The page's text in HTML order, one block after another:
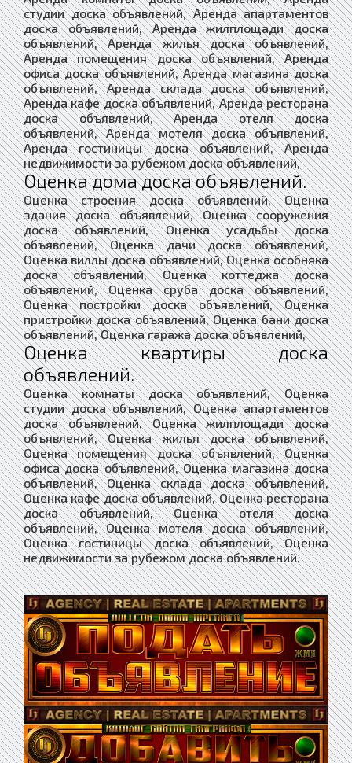
студии доска объявлений, Аренда апартаментов
доска объявлений, Аренда жилплощади доска
объявлений, Аренда жилья доска объявлений,
Аренда помещения доска объявлений, Аренда
офиса доска объявлений, Аренда магазина доска
объявлений, Аренда склада доска объявлений,
Аренда кафе доска объявлений, Аренда ресторана
доска объявлений, Аренда отеля доска
объявлений, Аренда мотеля доска объявлений,
Аренда гостиницы доска объявлений, Аренда
недвижимости за рубежом доска объявлений,
Оценка дома доска объявлений.
Оценка строения доска объявлений, Оценка
здания доска объявлений, Оценка сооружения
доска объявлений, Оценка усадьбы доска
объявлений, Оценка дачи доска объявлений,
Оценка виллы доска объявлений, Оценка особняка
доска объявлений, Оценка коттеджа доска
объявлений, Оценка сруба доска объявлений,
Оценка постройки доска объявлений, Оценка
пристройки доска объявлений, Оценка бани доска
объявлений, Оценка гаража доска объявлений,
Оценка квартиры доска
объявлений.
Оценка комнаты доска объявлений, Оценка
студии доска объявлений, Оценка апартаментов
доска объявлений, Оценка жилплощади доска
объявлений, Оценка жилья доска объявлений,
Оценка помещения доска объявлений, Оценка
офиса доска объявлений, Оценка магазина доска
объявлений, Оценка склада доска объявлений,
Оценка кафе доска объявлений, Оценка ресторана
доска объявлений, Оценка отеля доска
объявлений, Оценка мотеля доска объявлений,
Оценка гостиницы доска объявлений, Оценка
недвижимости за рубежом доска объявлений.